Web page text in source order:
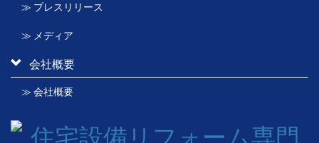
≫ プレスリリース
≫ メディア
会社概要
≫ 会社概要